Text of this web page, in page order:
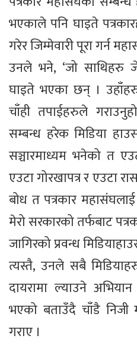
भएकाले पनि घाइते
गरेर जिम्मेवारी पूरा गर्न
उनले भने, ‘जो साथिहरु
घाइते भएका छन् ।
चाँही तपाईहरुले
सम्बन्ध हरेक मिडिया
सञ्चारमाध्यम भनेको त
एउटा गोरखापत्र र एउटा
बोध त पत्रकार
मेरो सरकारको तर्फबाट
जागिरको प्रवन्ध
त्यस्तै, उनले सबै
दायरामा ल्याउने
भएको बताउँदै चाँडै निजी
गराए ।